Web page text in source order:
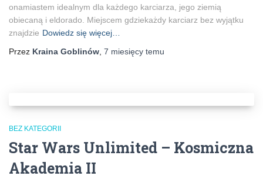
onamiastem idealnym dla każdego karciarza, jego ziemią
obiecaną i eldorado. Miejscem gdziekażdy karciarz bez wyjątku
znajdzie Dowiedz się więcej…
Przez Kraina Goblinów, 7 miesięcy temu
BEZ KATEGORII
Star Wars Unlimited – Kosmiczna
Akademia II